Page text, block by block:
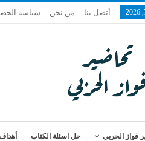
أتصل بنا من نحن سياسة
فواز الحربي حل اسئلة الكتاب